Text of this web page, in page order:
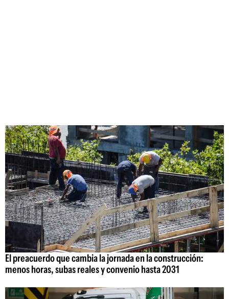
El preacuerdo que cambia la jornada en la construcción:
menos horas, subas reales y convenio hasta 2031